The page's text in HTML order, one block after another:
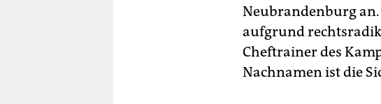
Neubrandenburg
aufgrund
Cheftrainer des
Nachnamen ist die